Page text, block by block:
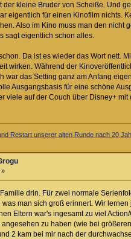
der kleine Bruder von Scheiße. Und
eigentlich für einen Kinofilm nichts.
Also im Kino muss man den
sagt eigentlich schon alles.
Da ist es wieder das Wort nett.
wirken. Während der
war das Setting ganz am Anfang
Ausgangsbasis für eine schöne
viele auf der Couch über Disney+
Restart unserer alten Runde nach 20
»
drin. Für zwei normale
man sich groß erinnert. Wir
Eltern war's ingesamt zu viel
zu haben (wie bei
2 kam bei mir nach der